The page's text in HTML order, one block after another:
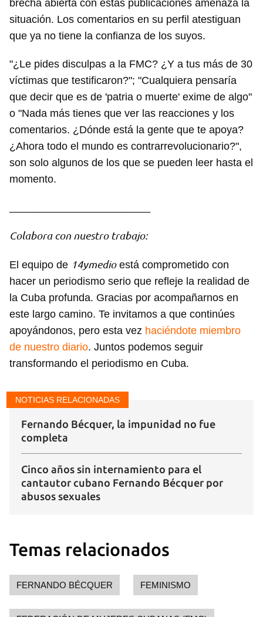
brecha abierta con estas publicaciones amenaza la
situación. Los comentarios en su perfil atestiguan
que ya no tiene la confianza de los suyos.
"¿Le pides disculpas a la FMC? ¿Y a tus más de 30
víctimas que testificaron?"; "Cualquiera pensaría
que decir que es de 'patria o muerte' exime de algo"
o "Nada más tienes que ver las reacciones y los
comentarios. ¿Dónde está la gente que te apoya?
¿Ahora todo el mundo es contrarrevolucionario?",
son solo algunos de los que se pueden leer hasta el
momento.
Colabora con nuestro trabajo:
El equipo de 14ymedioestá comprometido con
hacer un periodismo serio que refleje la realidad de
la Cuba profunda. Gracias por acompañarnos en
este largo camino. Te invitamos a que continúes
apoyándonos, pero esta vez haciéndote miembro
de nuestro diario. Juntos podemos seguir
transformando el periodismo en Cuba.
NOTICIAS RELACIONADAS
Fernando Bécquer, la impunidad no fue
completa
Cinco años sin internamiento para el
cantautor cubano Fernando Bécquer por
abusos sexuales
Temas relacionados
FERNANDO BÉCQUER FEMINISMO